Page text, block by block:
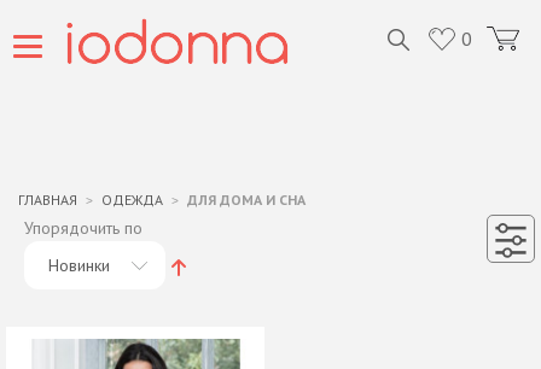
0
ГЛАВНАЯ ОДЕЖДА ДЛЯ ДОМА И СНА
Упорядочить по
Новинки